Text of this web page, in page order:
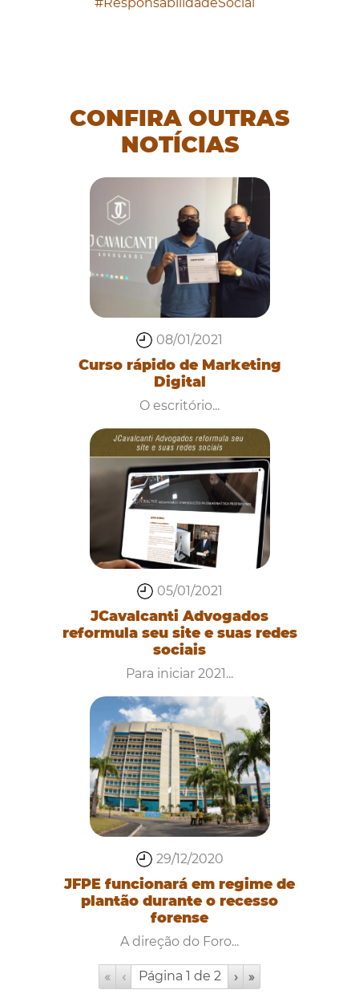
CONFIRA OUTRAS
NOTÍCIAS
08/01/2021
Curso rápido de Marketing
Digital
O escritório...
05/01/2021
JCavalcanti Advogados
reformula seu site e suas redes
sociais
Para iniciar 2021...
29/12/2020
JFPE funcionará em regime de
plantão durante o recesso
forense
A direção do Foro...
« ‹ › »